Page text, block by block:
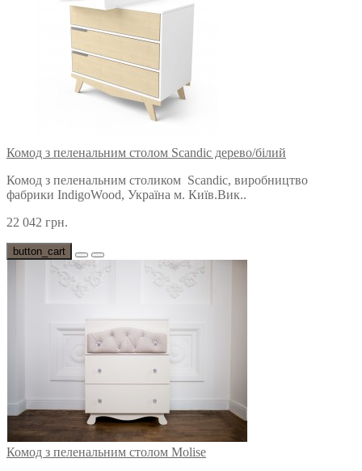
Комод з пеленальним столом Scandic дерево/білий
Комод з пеленальним столиком Scandic, виробництво
фабрики IndigoWood, Україна м. Київ.Вик..
22 042 грн.
button_cart
Комод з пеленальним столом Molise